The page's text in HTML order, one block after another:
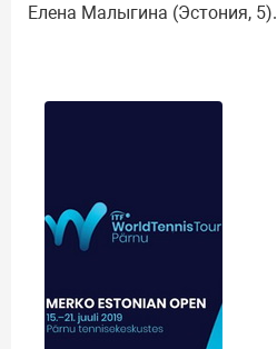
Елена Малыгина (Эстония, 5).